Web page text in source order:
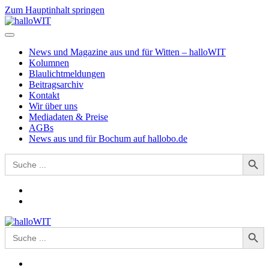
Zum Hauptinhalt springen
News und Magazine aus und für Witten – halloWIT
Kolumnen
Blaulichtmeldungen
Beitragsarchiv
Kontakt
Wir über uns
Mediadaten & Preise
AGBs
News aus und für Bochum auf hallobo.de
Search
for:
Search Button
Search
for:
Search Button